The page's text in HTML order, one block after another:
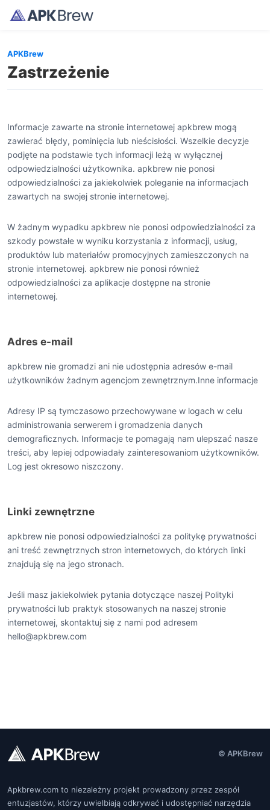
APKBrew
Zastrzeżenie
Informacje zawarte na stronie internetowej apkbrew mogą
zawierać błędy, pominięcia lub nieścisłości. Wszelkie decyzje
podjęte na podstawie tych informacji leżą w wyłącznej
odpowiedzialności użytkownika. apkbrew nie ponosi
odpowiedzialności za jakiekolwiek poleganie na informacjach
zawartych na swojej stronie internetowej.
W żadnym wypadku apkbrew nie ponosi odpowiedzialności za
szkody powstałe w wyniku korzystania z informacji, usług,
produktów lub materiałów promocyjnych zamieszczonych na
stronie internetowej. apkbrew nie ponosi również
odpowiedzialności za aplikacje dostępne na stronie
internetowej.
Adres e-mail
apkbrew nie gromadzi ani nie udostępnia adresów e-mail
użytkowników żadnym agencjom zewnętrznym.Inne informacje
Adresy IP są tymczasowo przechowywane w logach w celu
administrowania serwerem i gromadzenia danych
demograficznych. Informacje te pomagają nam ulepszać nasze
treści, aby lepiej odpowiadały zainteresowaniom użytkowników.
Log jest okresowo niszczony.
Linki zewnętrzne
apkbrew nie ponosi odpowiedzialności za politykę prywatności
ani treść zewnętrznych stron internetowych, do których linki
znajdują się na jego stronach.
Jeśli masz jakiekolwiek pytania dotyczące naszej Polityki
prywatności lub praktyk stosowanych na naszej stronie
internetowej, skontaktuj się z nami pod adresem
hello@apkbrew.com
© APKBrew
Apkbrew.com to niezależny projekt prowadzony przez zespół
entuzjastów, którzy uwielbiają odkrywać i udostępniać narzędzia